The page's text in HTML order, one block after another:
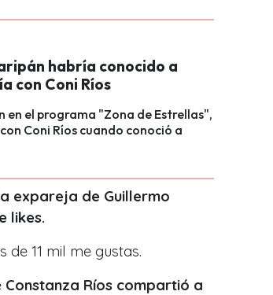
habría conocido a
con Coni Ríos
en el programa "Zona de Estrellas",
Coni Ríos cuando conoció a
expareja de Guillermo
likes.
11 mil me gustas.
Constanza Ríos compartió a